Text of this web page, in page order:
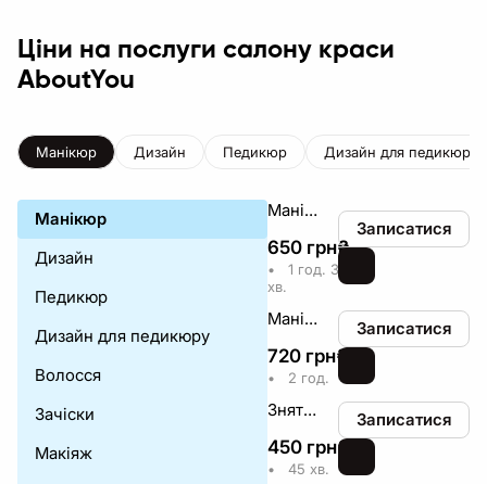
Ціни на послуги салону краси
AboutYou
Манікюр Дизайн Педикюр Дизайн для педикюру
Манікюр
Дизайн
Педикюр
Дизайн для педикюру
Волосся
Зачіски
Макіяж
Манікюр + однотонне покриття гель-лак довжина 1-2
650 грн₴
•
1 год. 30
хв.
Записатися
Манікюр + однотонне покриття гель довжина 1-2
720 грн₴
• 2 год.
Записатися
Зняття + гігієнічний манікюр
450 грн₴
• 45 хв.
Записатися